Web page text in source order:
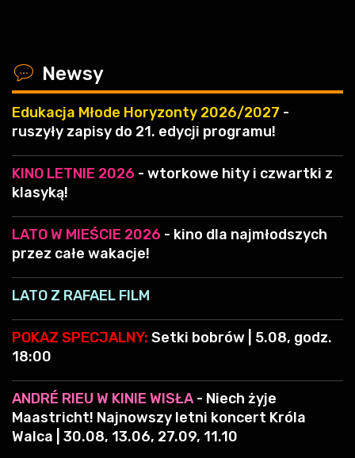
x Newsy
Edukacja Młode Horyzonty 2026/2027 -
ruszyły zapisy do 21. edycji programu!
KINO LETNIE 2026 - wtorkowe hity i czwartki z
klasyką!
LATO W MIEŚCIE 2026 - kino dla najmłodszych
przez całe wakacje!
LATO Z RAFAEL FILM
POKAZ SPECJALNY: Setki bobrów | 5.08, godz.
18:00
ANDRÉ RIEU W KINIE WISŁA- Niech żyje
Maastricht! Najnowszy letni koncert Króla
Walca | 30.08, 13.06, 27.09, 11.10